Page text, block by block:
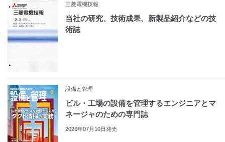
三菱電機技報
当社の研究、技術成果、新製品紹介などの技
術誌
設備と管理
ビル・工場の設備を管理するエンジニアとマ
ネージャのための専門誌
2026年07月10日発売